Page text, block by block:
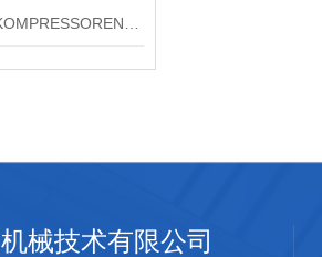
械技术有限公司